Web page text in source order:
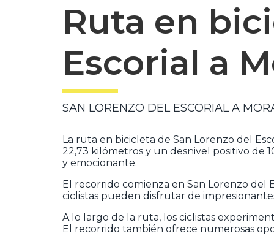
Ruta en
Escorial a
SAN LORENZO DEL ESCORIAL A
La ruta en bicicleta de San Lorenzo del
22,73 kilómetros y un desnivel positivo de
y emocionante.
El recorrido comienza en San Lorenzo del
ciclistas pueden disfrutar de
A lo largo de la ruta, los ciclistas
El recorrido también ofrece numerosas